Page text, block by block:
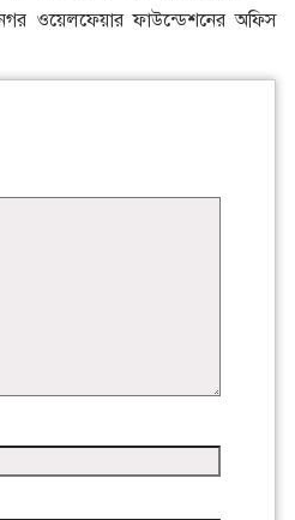
ওয়েলফেয়ার ফাউন্ডেশনের অফিস